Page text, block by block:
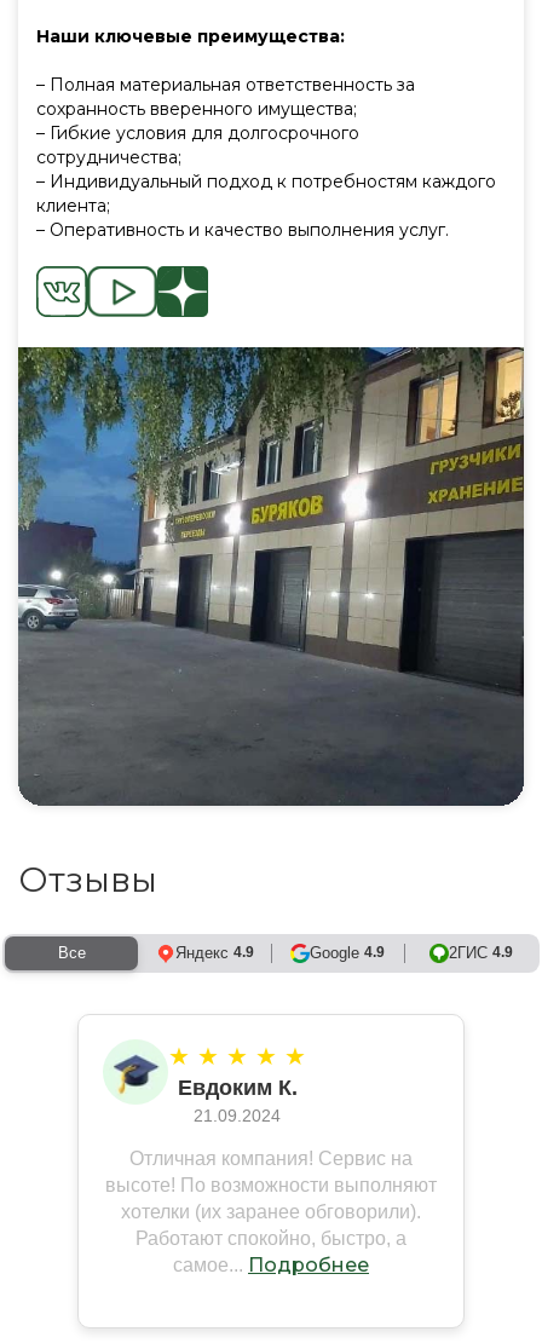
Наши ключевые преимущества:
– Полная материальная ответственность за
сохранность вверенного имущества;
– Гибкие условия для долгосрочного
сотрудничества;
– Индивидуальный подход к потребностям каждого
клиента;
– Оперативность и качество выполнения услуг.
Отзывы
Все Яндекс 4.9 Google 4.9 2ГИС 4.9
★ ★ ★ ★ ★
Евдоким К.
21.09.2024
Отличная компания! Сервис на
высоте! По возможности выполняют
хотелки (их заранее обговорили).
Работают спокойно, быстро, а
самое... Подробнее